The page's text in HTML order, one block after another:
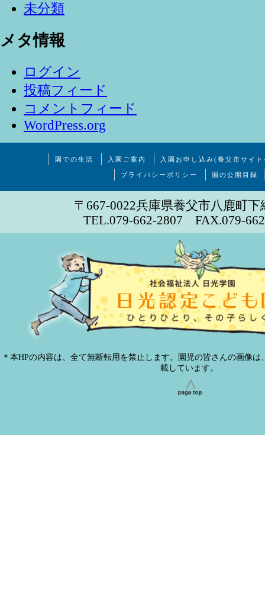
未分類
メタ情報
ログイン
投稿フィード
コメントフィード
WordPress.org
園での生活 入園ご案内 入園お申し込み(養父市サイ
プライバシーポリシー 園の公開目録
〒667-0022兵庫県養父市八鹿町下
TEL.079-662-2807 FAX.079-
＊本HPの内容は、全て無断転用を禁止します。園児の皆さんの画像
載しています。